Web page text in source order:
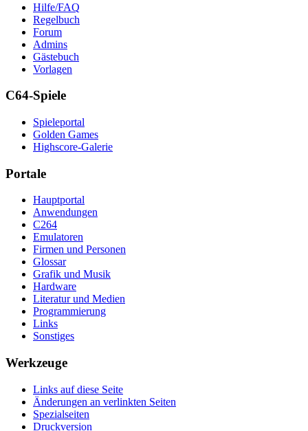
Hilfe/FAQ
Regelbuch
Forum
Admins
Gästebuch
Vorlagen
C64-Spiele
Spieleportal
Golden Games
Highscore-Galerie
Portale
Hauptportal
Anwendungen
C264
Emulatoren
Firmen und Personen
Glossar
Grafik und Musik
Hardware
Literatur und Medien
Programmierung
Links
Sonstiges
Werkzeuge
Links auf diese Seite
Änderungen an verlinkten Seiten
Spezialseiten
Druckversion